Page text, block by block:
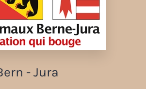
- Jura